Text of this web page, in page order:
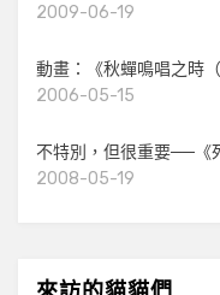
2009-06-19
動畫：《秋蟬鳴唱之時
2006-05-15
不特別，但很重要──《
2008-05-19